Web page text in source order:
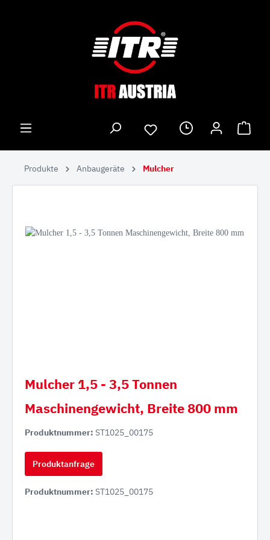
Produkte Anbaugeräte Mulcher
Mulcher 1,5 - 3,5 Tonnen
Maschinengewicht, Breite 800 mm
Produktnummer: ST1025_00175
Produktanfrage
Produktnummer: ST1025_00175